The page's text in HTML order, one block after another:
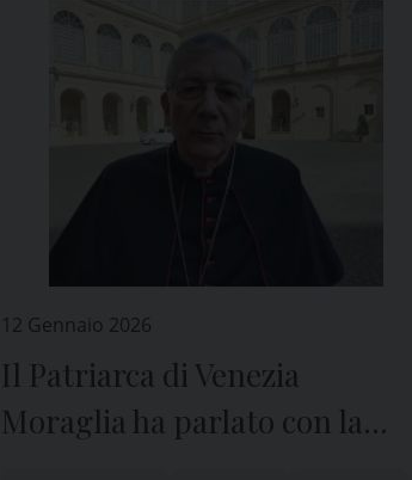
12 Gennaio 2026
Il Patriarca di Venezia
Moraglia ha parlato con la